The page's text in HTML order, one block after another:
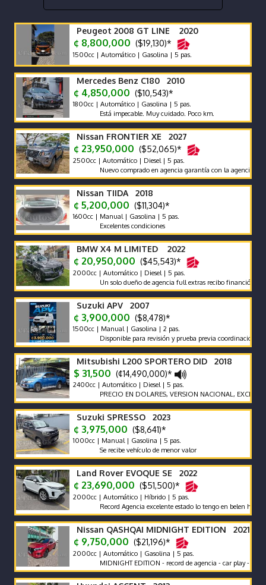
Peugeot 2008 GT LINE 2020
¢ 8,800,000 ($19,130)*
1500cc | Automático | Gasolina | 5 pas.
Mercedes Benz C180 2010
¢ 4,850,000 ($10,543)*
1800cc | Automático | Gasolina | 5 pas.
Está impecable. Muy cuidado. Poco km.
Nissan FRONTIER XE 2027
¢ 23,950,000 ($52,065)*
2500cc | Automático | Diesel | 5 pas.
Nuevo comprado en agencia garantía con la agencia se recibe
Nissan TIIDA 2018
¢ 5,200,000 ($11,304)*
1600cc | Manual | Gasolina | 5 pas.
Excelentes condiciones
BMW X4 M LIMITED 2022
¢ 20,950,000 ($45,543)*
2000cc | Automático | Diesel | 5 pas.
Un solo dueño de agencia full extras recibo financió
Suzuki APV 2007
¢ 3,900,000 ($8,478)*
1500cc | Manual | Gasolina | 2 pas.
Disponible para revisión y prueba previa coordinación.
Mitsubishi L200 SPORTERO DID 2018
$ 31,500 (¢14,490,000)*
2400cc | Automático | Diesel | 5 pas.
PRECIO EN DOLARES, VERSION NACIONAL, EXCELENTES
Suzuki SPRESSO 2023
¢ 3,975,000 ($8,641)*
1000cc | Manual | Gasolina | 5 pas.
Se recibe vehículo de menor valor
Land Rover EVOQUE SE 2022
¢ 23,690,000 ($51,500)*
2000cc | Automático | Híbrido | 5 pas.
Record Agencia excelente estado lo tengo en belen heredia
Nissan QASHQAI MIDNIGHT EDITION 2021
¢ 9,750,000 ($21,196)*
2000cc | Automático | Gasolina | 5 pas.
MIDNIGHT EDITION - record de agencia - car play - poco km